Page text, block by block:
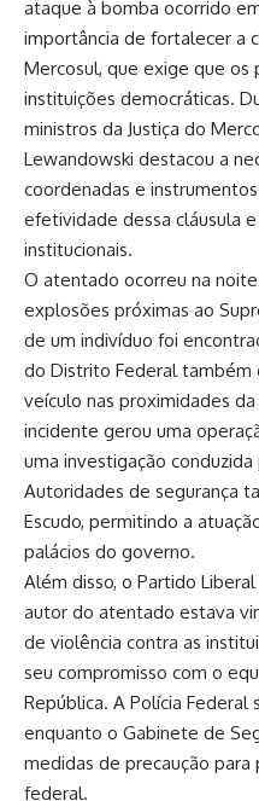
ataque à bomba ocorrido
importância de fortalecer a
Mercosul, que exige que os
instituições democráticas.
ministros da Justiça do
Lewandowski destacou a
coordenadas e
efetividade dessa cláusula
institucionais.
O atentado ocorreu na
explosões próximas ao
de um indivíduo foi
do Distrito Federal também
veículo nas proximidades
incidente gerou uma
uma investigação
Autoridades de segurança
Escudo, permitindo a
palácios do governo.
Além disso, o Partido
autor do atentado estava
de violência contra as
seu compromisso com o
República. A Polícia Federal
enquanto o Gabinete de
medidas de precaução
federal.